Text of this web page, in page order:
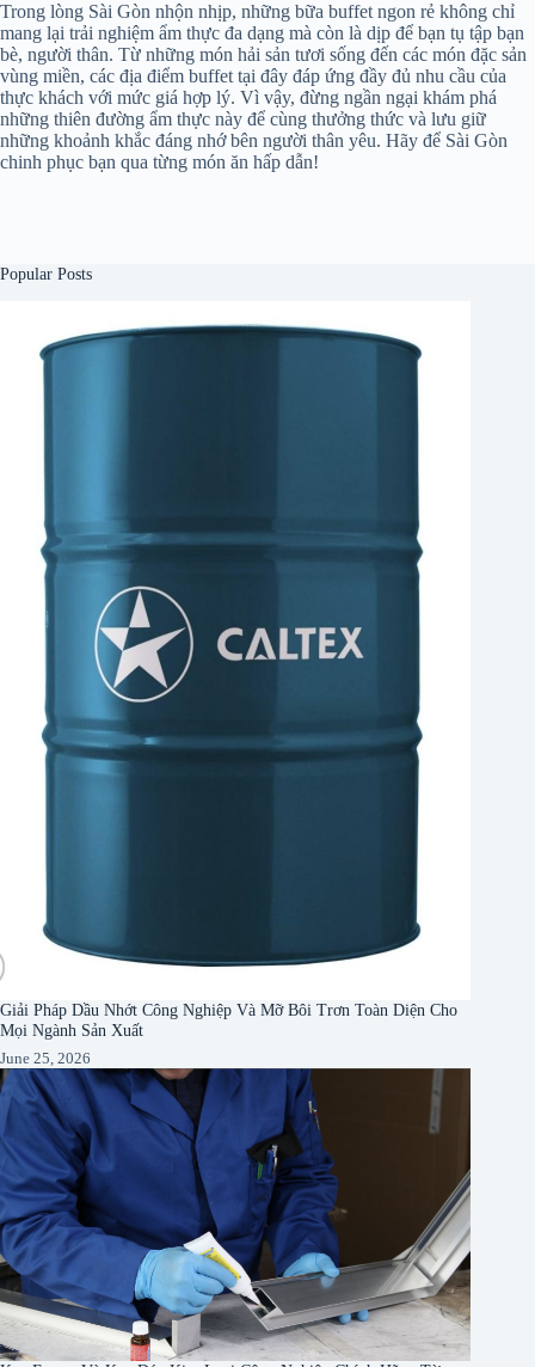
Trong lòng Sài Gòn nhộn nhịp, những bữa buffet ngon rẻ không chỉ
mang lại trải nghiệm ẩm thực đa dạng mà còn là dịp để bạn tụ tập bạn
bè, người thân. Từ những món hải sản tươi sống đến các món đặc sản
vùng miền, các địa điểm buffet tại đây đáp ứng đầy đủ nhu cầu của
thực khách với mức giá hợp lý. Vì vậy, đừng ngần ngại khám phá
những thiên đường ẩm thực này để cùng thưởng thức và lưu giữ
những khoảnh khắc đáng nhớ bên người thân yêu. Hãy để Sài Gòn
chinh phục bạn qua từng món ăn hấp dẫn!
Popular Posts
Giải Pháp Dầu Nhớt Công Nghiệp Và Mỡ Bôi Trơn Toàn Diện Cho
Mọi Ngành Sản Xuất
June 25, 2026